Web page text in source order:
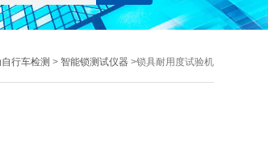
行车检测 > 智能锁测试仪器 >锁具耐用度试验机